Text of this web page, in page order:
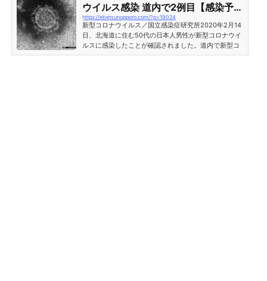
ウイルス感染 道内で2例目【感染予防
対策情報あり】
https://ebetsunopporo.com/?p=19024
新型コロナウイルス／国立感染症研究所2020年2月14
日、北海道に住む50代の日本人男性が新型コロナウイ
ルスに感染したことが確認されました。道内で新型コ
ロナウイルス感染者は、中国湖北省武漢市在住の40代